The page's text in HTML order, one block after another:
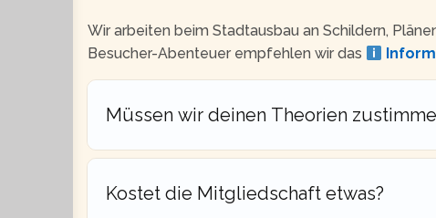
Wir arbeiten beim Stadtausbau an Schildern,
Besucher-Abenteuer empfehlen wir das
Müssen wir deinen Theorien
Kostet die Mitgliedschaft etwas?